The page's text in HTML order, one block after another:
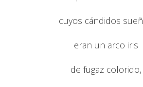
cuyos cándidos
eran un arco iris
de fugaz colorido,